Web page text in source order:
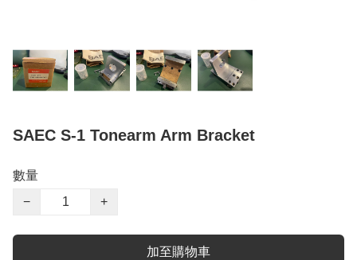
SAEC S-1 Tonearm Arm Bracket
數量
−
+
加至購物車